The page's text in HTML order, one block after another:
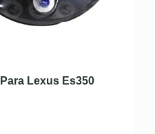
Lexus Es350